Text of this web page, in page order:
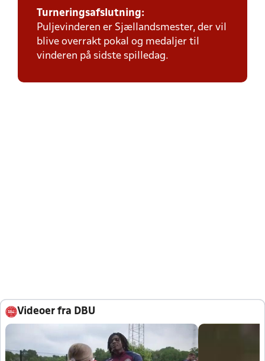
Turneringsafslutning:
Puljevinderen er Sjællandsmester, der vil
blive overrakt pokal og medaljer til
vinderen på sidste spilledag.
Videoer fra DBU